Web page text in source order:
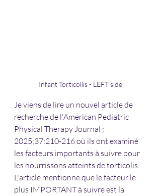
Infant Torticollis - LEFT side
Je viens de lire un nouvel article de
recherche de l'American Pediatric
Physical Therapy Journal ;
2025;37:210-216 où ils ont examiné
les facteurs importants à suivre pour
les nourrissons atteints de torticolis.
L'article mentionne que le facteur le
plus IMPORTANT à suivre est la